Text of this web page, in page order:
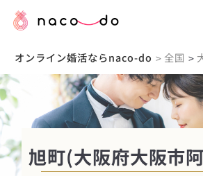
オンライン婚活ならnaco-do > 全国 >
旭町(大阪府大阪市